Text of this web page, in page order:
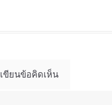
เขียนข้อคิดเห็น